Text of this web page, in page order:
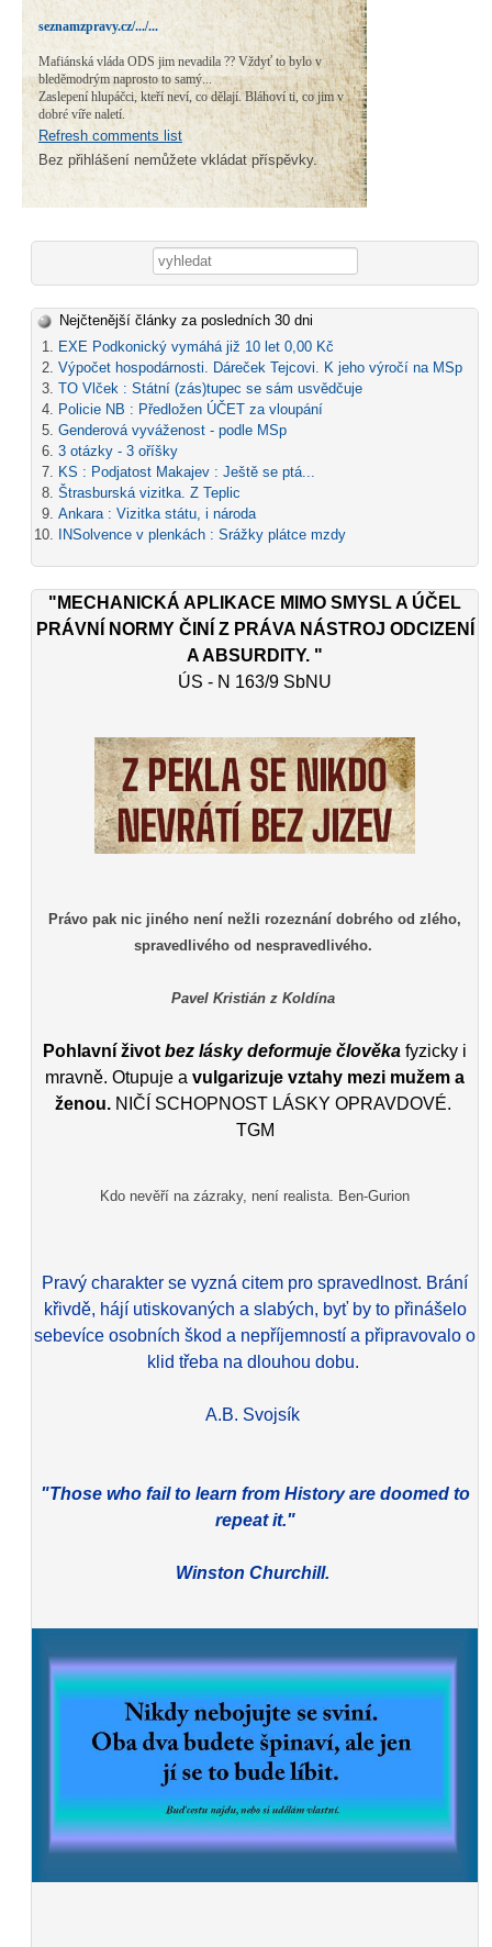
seznamzpravy.cz/.../...
Mafiánská vláda ODS jim nevadila ?? Vždyť to bylo v
bleděmodrým naprosto to samý...
Zaslepení hlupáčci, kteří neví, co dělají. Bláhoví ti, co jim v
dobré víře naletí.
Refresh comments list
Bez přihlášení nemůžete vkládat příspěvky.
Vyhledávání
Nejčtenější články za posledních 30 dni
EXE Podkonický vymáhá již 10 let 0,00 Kč
Výpočet hospodárnosti. Dáreček Tejcovi. K jeho výročí na MSp
TO Vlček : Státní (zás)tupec se sám usvědčuje
Policie NB : Předložen ÚČET za vloupání
Genderová vyváženost - podle MSp
3 otázky - 3 oříšky
KS : Podjatost Makajev : Ještě se ptá...
Štrasburská vizitka. Z Teplic
Ankara : Vizitka státu, i národa
INSolvence v plenkách : Srážky plátce mzdy
"MECHANICKÁ APLIKACE MIMO SMYSL A ÚČEL
PRÁVNÍ NORMY ČINÍ Z PRÁVA NÁSTROJ ODCIZENÍ
A ABSURDITY. "
ÚS - N 163/9 SbNU
Právo pak nic jiného není nežli rozeznání dobrého od zlého,
spravedlivého od nespravedlivého.
Pavel Kristián z Koldína
Pohlavní život bez lásky deformuje člověka fyzicky i
mravně. Otupuje avulgarizuje vztahy mezi mužem a
ženou. NIČÍ SCHOPNOST LÁSKY OPRAVDOVÉ.
TGM
Kdo nevěří na zázraky, není realista. Ben-Gurion
Pravý charakter se vyzná citem pro spravedlnost. Brání
křivdě, hájí utiskovaných a slabých, byť by to přinášelo
sebevíce osobních škod a nepříjemností a připravovalo o
klid třeba na dlouhou dobu.
A.B. Svojsík
"Those who fail to learn from History are doomed to
repeat it."
Winston Churchill.